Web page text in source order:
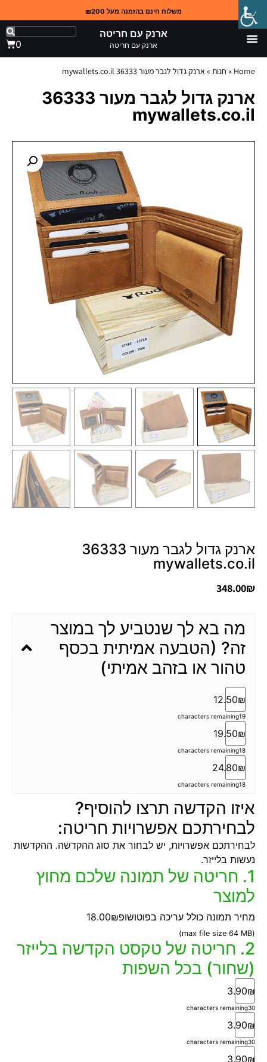
משלוח חינם בהזמנה מעל ₪200
ארנק עם חריטה
ארנק עם חריטה 0
Home
» חנות » ארנק גדול לגבר מעור 36333 mywallets.co.il
ארנק גדול לגבר מעור 36333
mywallets.co.il
ארנק גדול לגבר מעור 36333
mywallets.co.il
348.00₪
מה בא לך שנטביע לך במוצר
זה? (הטבעה אמיתית בכסף
טהור או בזהב אמיתי)
12.50₪
19
characters remaining
19.50₪
18
characters remaining
24.80₪
18
characters remaining
איזו הקדשה תרצו להוסיף?
לבחירתכם אפשרויות חריטה:
לבחירתכם אפשרויות, יש לבחור את סוג ההקדשה. ההקדשות
נעשות בלייזר.
1. חריטה של תמונה שלכם מחוץ
למוצר
מחיר תמונה כולל עריכה בפוטושופ18.00₪
(max file size 64 MB)
2. חריטה של טקסט הקדשה בלייזר
(שחור) בכל השפות
3.90₪
30
characters remaining
3.90₪
30
characters remaining
3.90₪